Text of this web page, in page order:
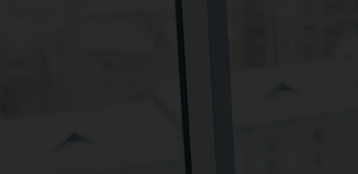
Wybierz formę płatności